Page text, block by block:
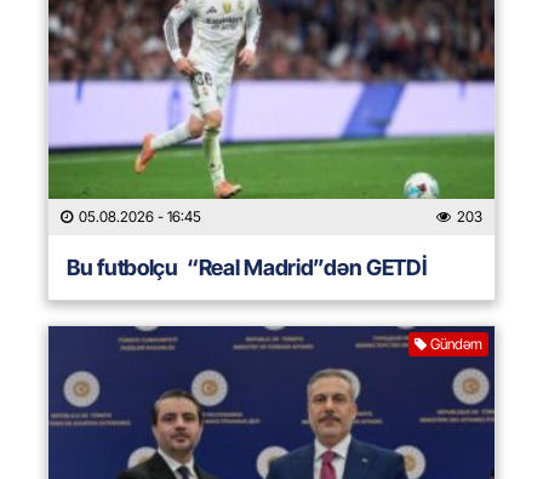
05.08.2026 - 16:45 203
Bu futbolçu “Real Madrid”dən GETDİ
Gündəm